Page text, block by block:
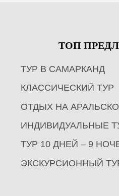
ТОП
ТУР В САМАРКАНД
КЛАССИЧЕСКИЙ ТУР
ОТДЫХ НА
ИНДИВИДУАЛЬНЫЕ
ТУР 10 ДНЕЙ – 9
ЭКСКУРСИОННЫЙ